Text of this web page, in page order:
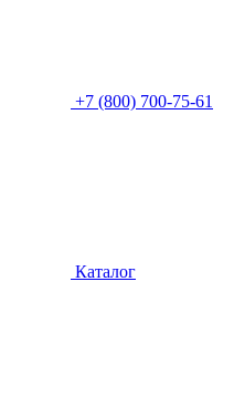
+7 (800) 700-75-61
Каталог